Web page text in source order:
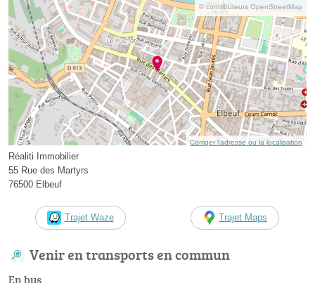
© contributeurs OpenStreetMap
Corriger l’adresse ou la localisation
Réaliti Immobilier
55 Rue des Martyrs
76500 Elbeuf
Trajet Waze Trajet Maps
Venir en transports en commun
En bus